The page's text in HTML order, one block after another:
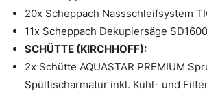
20x Scheppach Nassschleifsystem
11x Scheppach Dekupiersäge
SCHÜTTE (KIRCHHOFF):
2x Schütte AQUASTAR PREMIUM
Spültischarmatur inkl. Kühl- und